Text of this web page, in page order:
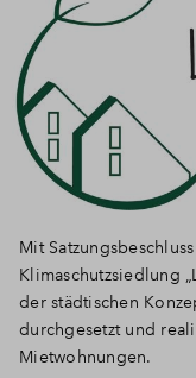
Mit
Klimaschutzsiedlung
der städtischen
durchgesetzt und
Mietwohnungen.